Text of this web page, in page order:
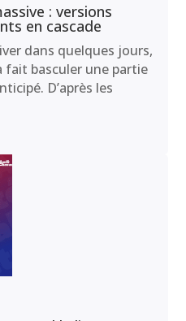
: versions
en cascade
dans quelques jours,
fait basculer une partie
D’après les